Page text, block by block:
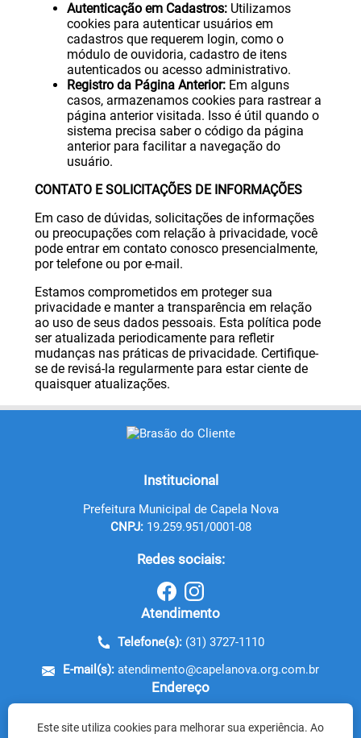
Autenticação em Cadastros:Utilizamos
cookies para autenticar usuários em
cadastros que requerem login, como o
módulo de ouvidoria, cadastro de itens
autenticados ou acesso administrativo.
Registro da Página Anterior:Em alguns
casos, armazenamos cookies para rastrear a
página anterior visitada. Isso é útil quando o
sistema precisa saber o código da página
anterior para facilitar a navegação do
usuário.
CONTATO E SOLICITAÇÕES DE INFORMAÇÕES
Em caso de dúvidas, solicitações de informações
ou preocupações com relação à privacidade, você
pode entrar em contato conosco presencialmente,
por telefone ou por e-mail.
Estamos comprometidos em proteger sua
privacidade e manter a transparência em relação
ao uso de seus dados pessoais. Esta política pode
ser atualizada periodicamente para refletir
mudanças nas práticas de privacidade. Certifique-
se de revisá-la regularmente para estar ciente de
quaisquer atualizações.
Institucional
Prefeitura Municipal de Capela Nova
CNPJ: 19.259.951/0001-08
Redes sociais:
Atendimento
Telefone(s): (31) 3727-1110
E-mail(s): atendimento@capelanova.org.com.br
Endereço
CEP: 36.290-000 - Capela Nova / MG
Este site utiliza cookies para melhorar sua experiência. Ao